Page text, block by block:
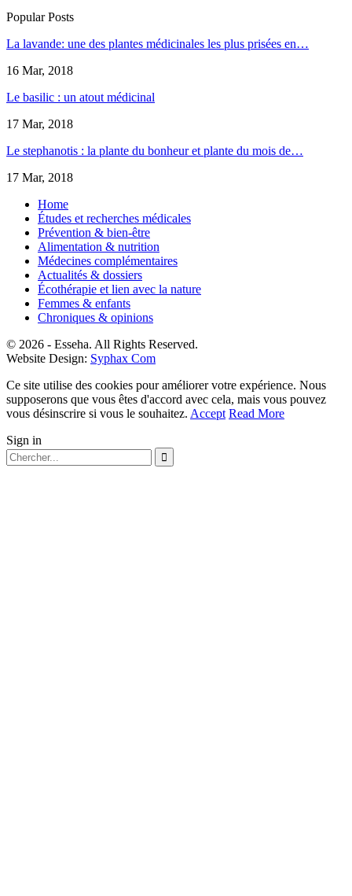
Popular Posts
La lavande: une des plantes médicinales les plus prisées en…
16 Mar, 2018
Le basilic : un atout médicinal
17 Mar, 2018
Le stephanotis : la plante du bonheur et plante du mois de…
17 Mar, 2018
Home
Études et recherches médicales
Prévention & bien-être
Alimentation & nutrition
Médecines complémentaires
Actualités & dossiers
Écothérapie et lien avec la nature
Femmes & enfants
Chroniques & opinions
© 2026 - Esseha. All Rights Reserved.
Website Design: Syphax Com
Ce site utilise des cookies pour améliorer votre expérience. Nous
supposerons que vous êtes d'accord avec cela, mais vous pouvez
vous désinscrire si vous le souhaitez. Accept Read More
Sign in